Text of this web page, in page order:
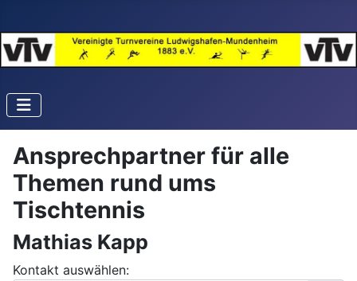
Ansprechpartner für alle
Themen rund ums
Tischtennis
Mathias Kapp
Kontakt auswählen: